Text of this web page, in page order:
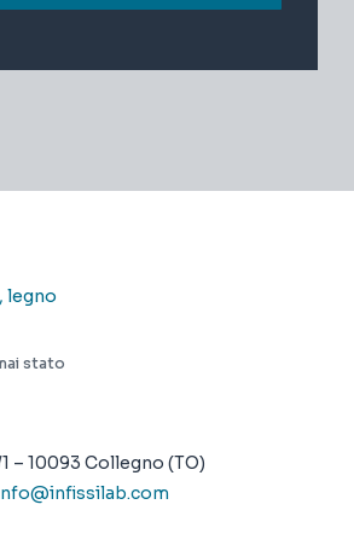
stato
– 10093 Collegno (TO)